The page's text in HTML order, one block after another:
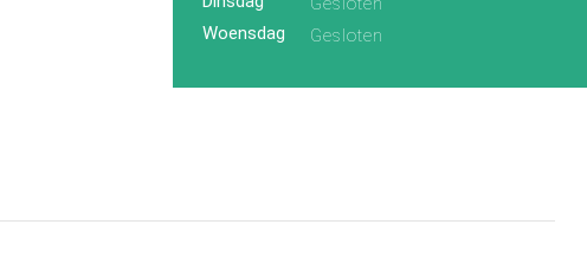
Woensdag
Gesloten